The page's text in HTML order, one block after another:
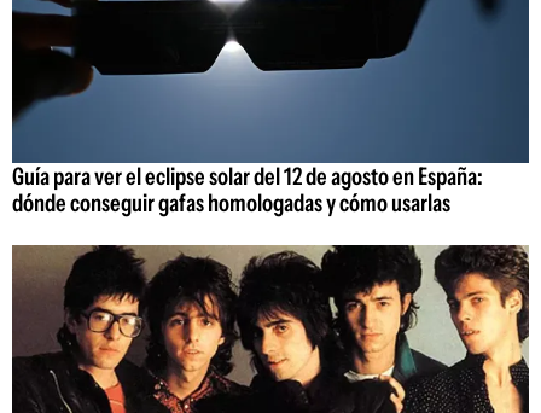
Guía para ver el eclipse solar del 12 de agosto en España:
dónde conseguir gafas homologadas y cómo usarlas